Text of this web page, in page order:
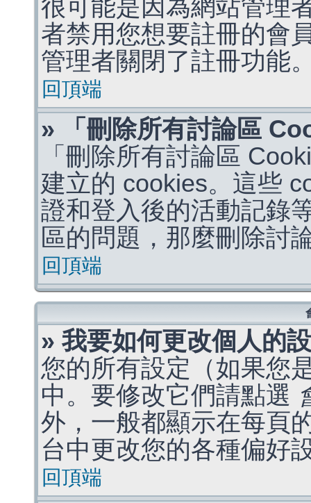
很可能是因為網站管理
者禁用您想要註冊的會
管理者關閉了註冊功能
回頂端
» 「刪除所有討論區
「刪除所有討論區
建立的 cookies。這些
證和登入後的活動記錄
區的問題，那麼刪除討
回頂端
» 我要如何更改個人的
您的所有設定（如果您
中。要修改它們請點選
外，一般都顯示在每頁
台中更改您的各種偏好
回頂端